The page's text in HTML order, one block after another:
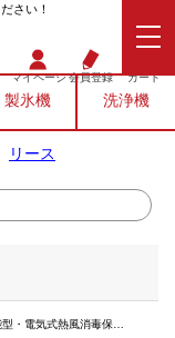
さい！
マイページ会員登録 カート
製氷機 洗浄機
リース
式熱風消毒保管庫 両面式